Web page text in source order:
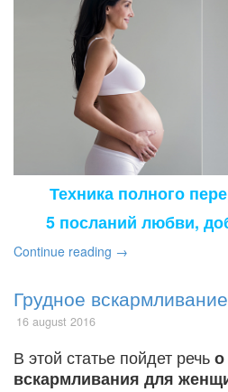
Техника полного
5 посланий любви,
Continue reading →
Грудное
16 august 2016
В этой статье пойдет речьо
вскармливания для